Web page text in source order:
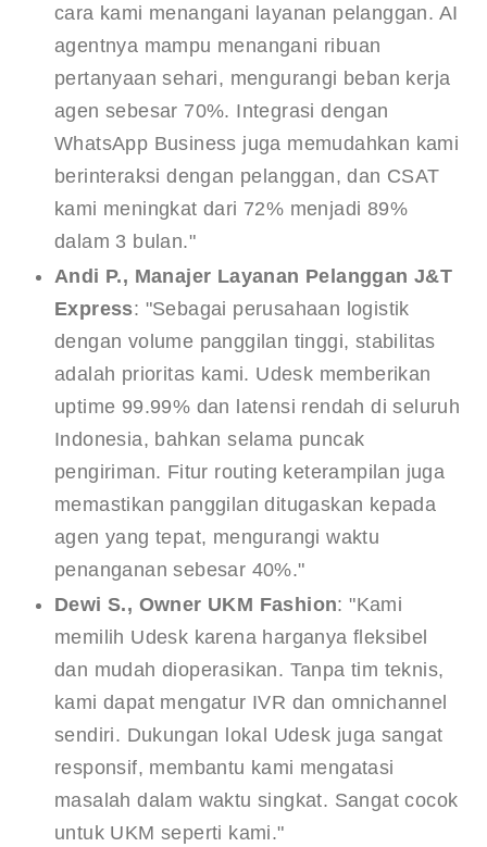
cara kami menangani layanan pelanggan. AI
agentnya mampu menangani ribuan
pertanyaan sehari, mengurangi beban kerja
agen sebesar 70%. Integrasi dengan
WhatsApp Business juga memudahkan kami
berinteraksi dengan pelanggan, dan CSAT
kami meningkat dari 72% menjadi 89%
dalam 3 bulan."
Andi P., Manajer Layanan Pelanggan J&T
Express: "Sebagai perusahaan logistik
dengan volume panggilan tinggi, stabilitas
adalah prioritas kami. Udesk memberikan
uptime 99.99% dan latensi rendah di seluruh
Indonesia, bahkan selama puncak
pengiriman. Fitur routing keterampilan juga
memastikan panggilan ditugaskan kepada
agen yang tepat, mengurangi waktu
penanganan sebesar 40%."
Dewi S., Owner UKM Fashion: "Kami
memilih Udesk karena harganya fleksibel
dan mudah dioperasikan. Tanpa tim teknis,
kami dapat mengatur IVR dan omnichannel
sendiri. Dukungan lokal Udesk juga sangat
responsif, membantu kami mengatasi
masalah dalam waktu singkat. Sangat cocok
untuk UKM seperti kami."